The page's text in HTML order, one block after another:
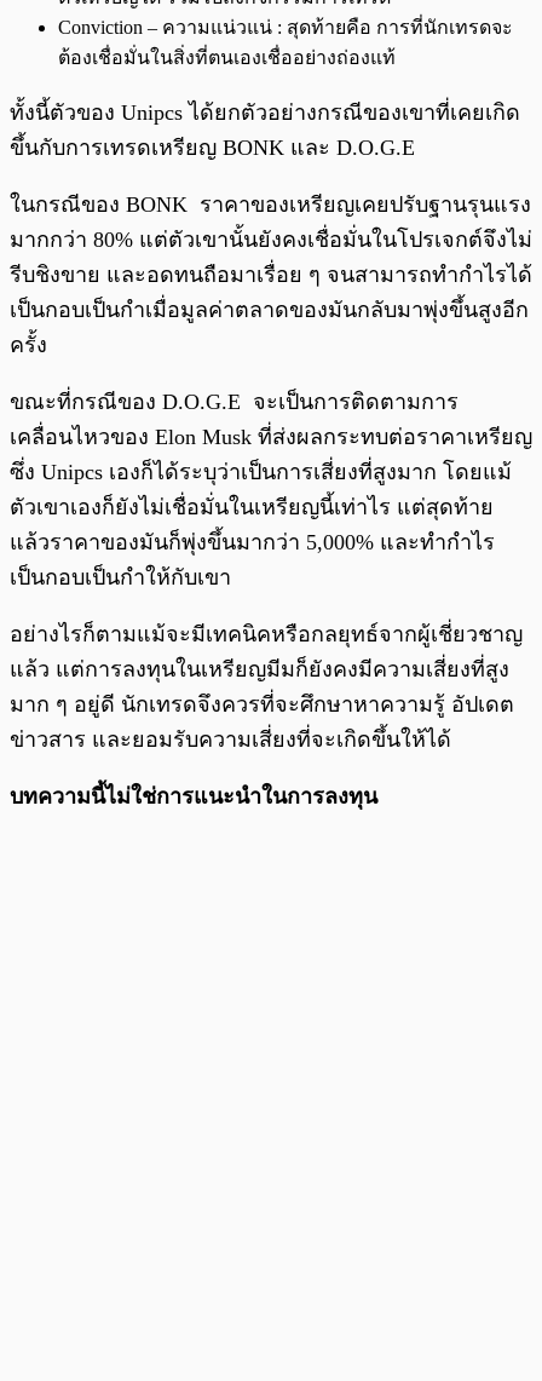
Conviction – ความแน่วแน่ : สุดท้ายคือ การที่นักเทรดจะ
ต้องเชื่อมั่นในสิ่งที่ตนเองเชื่ออย่างถ่องแท้
ทั้งนี้ตัวของ Unipcs ได้ยกตัวอย่างกรณีของเขาที่เคยเกิด
ขึ้นกับการเทรดเหรียญ BONK และ D.O.G.E
ในกรณีของ BONK ราคาของเหรียญเคยปรับฐานรุนแรง
มากกว่า 80% แต่ตัวเขานั้นยังคงเชื่อมั่นในโปรเจกต์จึงไม่
รีบชิงขาย และอดทนถือมาเรื่อย ๆ จนสามารถทำกำไรได้
เป็นกอบเป็นกำเมื่อมูลค่าตลาดของมันกลับมาพุ่งขึ้นสูงอีก
ครั้ง
ขณะที่กรณีของ D.O.G.E จะเป็นการติดตามการ
เคลื่อนไหวของ Elon Musk ที่ส่งผลกระทบต่อราคาเหรียญ
ซึ่ง Unipcs เองก็ได้ระบุว่าเป็นการเสี่ยงที่สูงมาก โดยแม้
ตัวเขาเองก็ยังไม่เชื่อมั่นในเหรียญนี้เท่าไร แต่สุดท้าย
แล้วราคาของมันก็พุ่งขึ้นมากว่า 5,000% และทำกำไร
เป็นกอบเป็นกำให้กับเขา
อย่างไรก็ตามแม้จะมีเทคนิคหรือกลยุทธ์จากผู้เชี่ยวชาญ
แล้ว แต่การลงทุนในเหรียญมีมก็ยังคงมีความเสี่ยงที่สูง
มาก ๆ อยู่ดี นักเทรดจึงควรที่จะศึกษาหาความรู้ อัปเดต
ข่าวสาร และยอมรับความเสี่ยงที่จะเกิดขึ้นให้ได้
บทความนี้ไม่ใช่การแนะนำในการลงทุน